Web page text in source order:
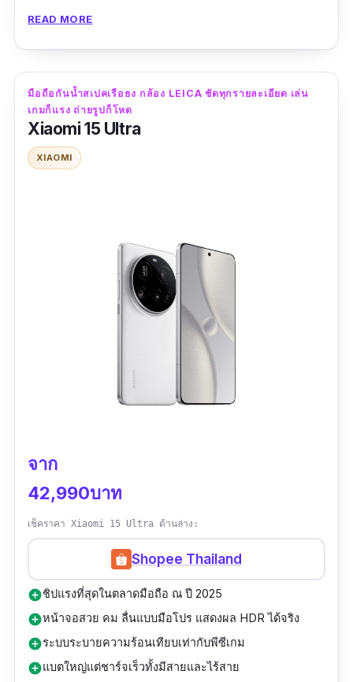
บาลานซ์ทั้งด้านการถ่ายภาพและการเล่นเกม มา
พร้อมมาตรฐาน IP65/IP68 กันน้ำกันฝุ่น ใช้งาน
ในสภาพอากาศไม่เป็นอุปสรรค
จอ OLED ขนาด 6.5 นิ้ว สัดส่วน 21:9 สเปคเดียว
พร้อม RAM 12GB รองรับการเล่นเกมกราฟิกหนัก
และใช้งานมัลติทาสก์ได้สบาย
กล้องหลัง 3 ตัว ใช้เทคโนโลยีจากกล้อง Alpha
Series ของ Sony พร้อมเลนส์ซูม Periscope 7.1x
แบบต่อเนื่อง (Continuous Optical Zoom) ระบบ
เสียง Hi-Res พร้อมลำโพงสเตอริโอ แถมยังมีช่อง
เสียบหูฟัง 3.5 มม. หายากในเรือธงปี 2025
มากกับคนที่ต้องการ โทรศัพท์มือถือกันน้ำ สำหรับ
ใช้งานจริงจัง ไม่ว่าจะเป็นสายกล้อง เกมเมอร์ หรือ
คอนเทนต์ครีเอเตอร์
READ MORE
มือถือกันน้ำสเปคเรือธง กล้อง LEICA ชัดทุกรายละเอียด เล่น
เกมก็แรง ถ่ายรูปก็โหด
Xiaomi 15 Ultra
XIAOMI
จาก
42,990บาท
เช็คราคา Xiaomi 15 Ultra ด้านล่าง:
Shopee Thailand
add_circleชิปแรงที่สุดในตลาดมือถือ ณ ปี 2025
add_circleหน้าจอสวย คม ลื่นแบบมือโปร แสดงผล HDR ได้จริง
add_circleระบบระบายความร้อนเทียบเท่ากับพีซีเกม
add_circleแบตใหญ่แต่ชาร์จเร็วทั้งมีสายและไร้สาย